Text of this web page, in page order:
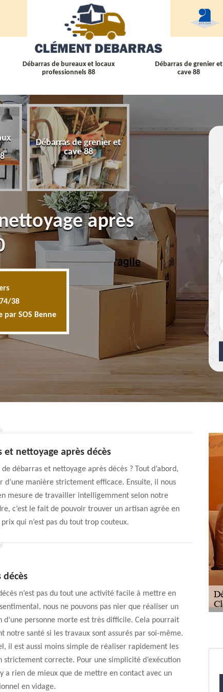
Débarras de bureaux et locaux
professionnels 88
Débarras de grenier et
cave 88
Débarras de grenier et
cave 88
après
38
par SOS Benne
nettoyage après décès
débarras et nettoyage après décès ? Tout d’abord,
manière strictement efficace. Ensuite, il nous
mesure de travailler intelligemment selon notre
c’est le fait de pouvoir trouver un artisan agrée en
qui n’est pas du tout trop couteux.
décès
n’est pas du tout une activité facile à mettre en
nous ne pouvons pas nier que réaliser un
d’une personne morte est très difficile. Cela pourrait
notre santé si les travaux sont assurés par soi-même.
il est aussi moins simple de réaliser rapidement les
strictement correcte. Pour une simplicité d’exécution
a rien de mieux que de mettre en contact avec un
en vidage.